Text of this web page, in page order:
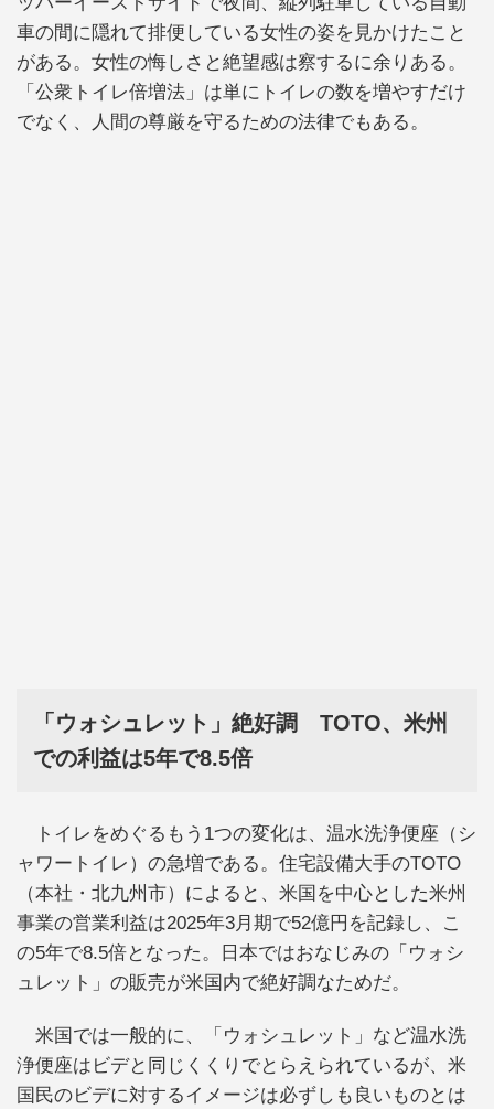
車の間に隠れて排便している女性の姿を見かけたこと
がある。女性の悔しさと絶望感は察するに余りある。
「公衆トイレ倍増法」は単にトイレの数を増やすだけ
でなく、人間の尊厳を守るための法律でもある。
「ウォシュレット」絶好調 TOTO、米州
での利益は5年で8.5倍
トイレをめぐるもう1つの変化は、温水洗浄便座（シ
ャワートイレ）の急増である。住宅設備大手のTOTO
（本社・北九州市）によると、米国を中心とした米州
事業の営業利益は2025年3月期で52億円を記録し、こ
の5年で8.5倍となった。日本ではおなじみの「ウォシ
ュレット」の販売が米国内で絶好調なためだ。
米国では一般的に、「ウォシュレット」など温水洗
浄便座はビデと同じくくりでとらえられているが、米
国民のビデに対するイメージは必ずしも良いものとは